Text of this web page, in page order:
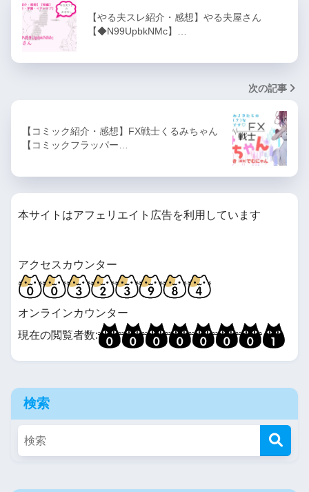
【やる夫スレ紹介・感想】やる夫屋さん
【◆N99UpbkNMc】…
次の記事
【コミック紹介・感想】FX戦士くるみちゃん
【コミックフラッパー…
本サイトはアフェリエイト広告を利用しています
アクセスカウンター
オンラインカウンター
現在の閲覧者数:
検索